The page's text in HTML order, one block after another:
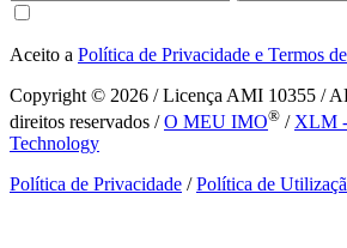
Aceito a Política de Privacidade e Termos
Copyright © 2026 / Licença AMI 10355 /
direitos reservados /O MEU IMO® / XLM
Technology
Política de Privacidade /Política de